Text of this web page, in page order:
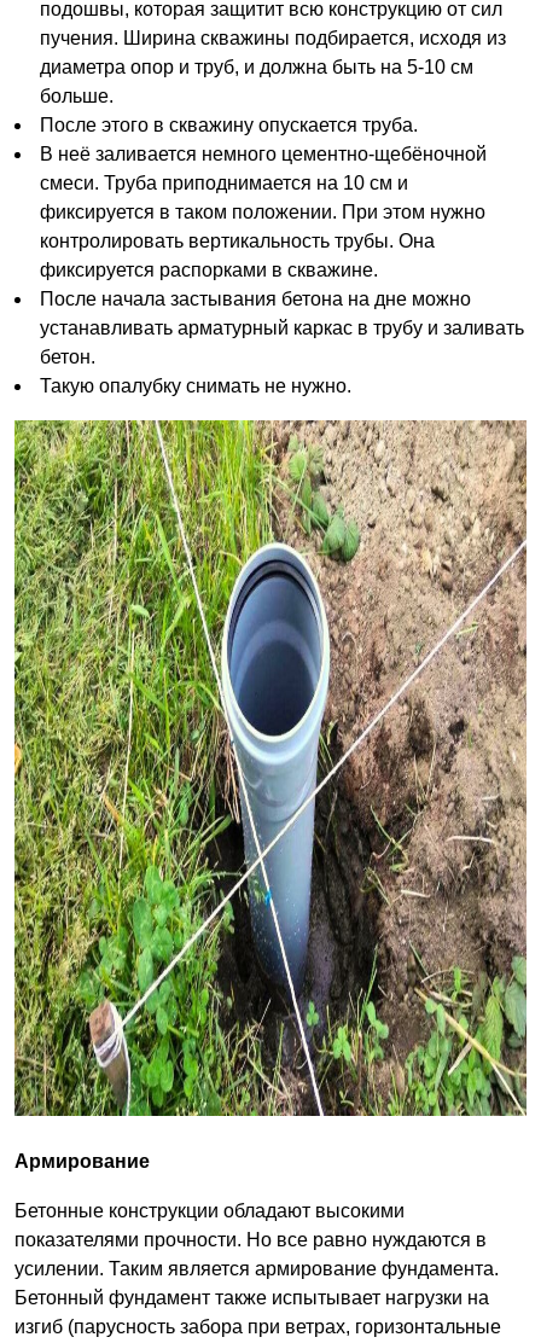
подошвы, которая защитит всю конструкцию от сил
пучения. Ширина скважины подбирается, исходя из
диаметра опор и труб, и должна быть на 5-10 см
больше.
После этого в скважину опускается труба.
В неё заливается немного цементно-щебёночной
смеси. Труба приподнимается на 10 см и
фиксируется в таком положении. При этом нужно
контролировать вертикальность трубы. Она
фиксируется распорками в скважине.
После начала застывания бетона на дне можно
устанавливать арматурный каркас в трубу и заливать
бетон.
Такую опалубку снимать не нужно.
Армирование
Бетонные конструкции обладают высокими
показателями прочности. Но все равно нуждаются в
усилении. Таким является армирование фундамента.
Бетонный фундамент также испытывает нагрузки на
изгиб (парусность забора при ветрах, горизонтальные